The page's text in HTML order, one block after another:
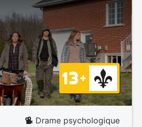
Drame psychologique